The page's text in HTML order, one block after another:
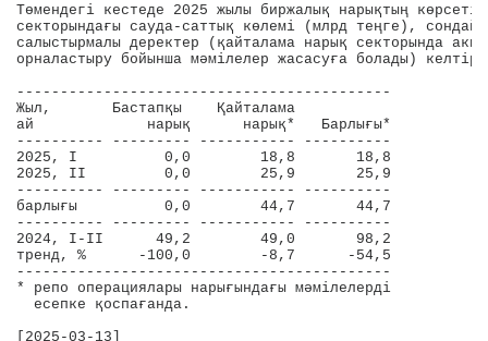
Төмендегі кестеде 2025 жылы биржалық нарықтың
секторындағы сауда-саттық көлемі (млрд теңге),
салыстырмалы деректер (қайталама нарық секторында
орналастыру бойынша мәмілелер жасасуға болады)
-------------------------------------------
Жыл,       Бастапқы    Қайталама
ай             нарық      нарық*   Барлығы*
---------- --------- ----------- ----------
2025, I          0,0        18,8       18,8
2025, II         0,0        25,9       25,9
---------- --------- ----------- ----------
барлығы          0,0        44,7       44,7
---------- --------- ----------- ----------
2024, I-ІІ      49,2        49,0       98,2
тренд, %      -100,0        -8,7      -54,5
-------------------------------------------
* репо операциялары нарығындағы мәмілелерді
  есепке қоспағанда.
[2025-03-13]